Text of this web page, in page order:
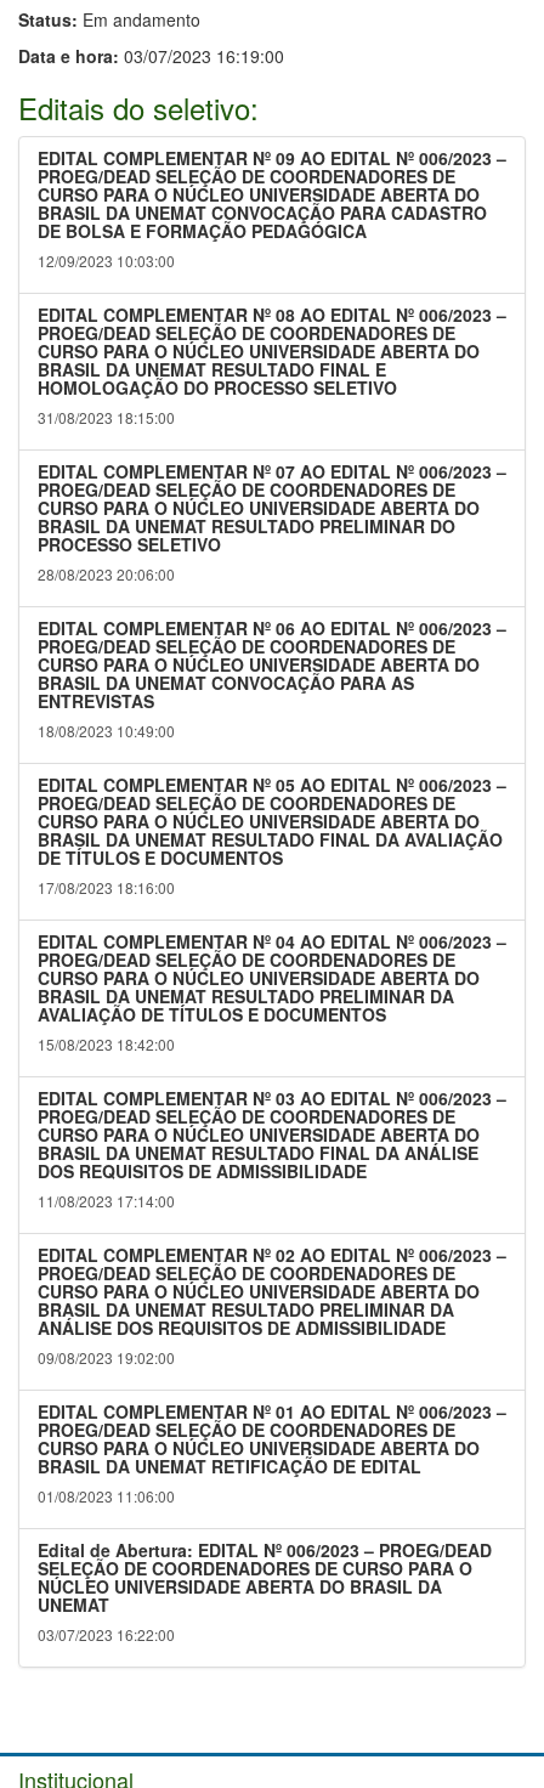
Status: Em andamento
Data e hora: 03/07/2023 16:19:00
Editais do seletivo:
EDITAL COMPLEMENTAR Nº 09 AO EDITAL Nº 006/2023 –
PROEG/DEAD SELEÇÃO DE COORDENADORES DE
CURSO PARA O NÚCLEO UNIVERSIDADE ABERTA DO
BRASIL DA UNEMAT CONVOCAÇÃO PARA CADASTRO
DE BOLSA E FORMAÇÃO PEDAGÓGICA
12/09/2023 10:03:00
EDITAL COMPLEMENTAR Nº 08 AO EDITAL Nº 006/2023 –
PROEG/DEAD SELEÇÃO DE COORDENADORES DE
CURSO PARA O NÚCLEO UNIVERSIDADE ABERTA DO
BRASIL DA UNEMAT RESULTADO FINAL E
HOMOLOGAÇÃO DO PROCESSO SELETIVO
31/08/2023 18:15:00
EDITAL COMPLEMENTAR Nº 07 AO EDITAL Nº 006/2023 –
PROEG/DEAD SELEÇÃO DE COORDENADORES DE
CURSO PARA O NÚCLEO UNIVERSIDADE ABERTA DO
BRASIL DA UNEMAT RESULTADO PRELIMINAR DO
PROCESSO SELETIVO
28/08/2023 20:06:00
EDITAL COMPLEMENTAR Nº 06 AO EDITAL Nº 006/2023 –
PROEG/DEAD SELEÇÃO DE COORDENADORES DE
CURSO PARA O NÚCLEO UNIVERSIDADE ABERTA DO
BRASIL DA UNEMAT CONVOCAÇÃO PARA AS
ENTREVISTAS
18/08/2023 10:49:00
EDITAL COMPLEMENTAR Nº 05 AO EDITAL Nº 006/2023 –
PROEG/DEAD SELEÇÃO DE COORDENADORES DE
CURSO PARA O NÚCLEO UNIVERSIDADE ABERTA DO
BRASIL DA UNEMAT RESULTADO FINAL DA AVALIAÇÃO
DE TÍTULOS E DOCUMENTOS
17/08/2023 18:16:00
EDITAL COMPLEMENTAR Nº 04 AO EDITAL Nº 006/2023 –
PROEG/DEAD SELEÇÃO DE COORDENADORES DE
CURSO PARA O NÚCLEO UNIVERSIDADE ABERTA DO
BRASIL DA UNEMAT RESULTADO PRELIMINAR DA
AVALIAÇÃO DE TÍTULOS E DOCUMENTOS
15/08/2023 18:42:00
EDITAL COMPLEMENTAR Nº 03 AO EDITAL Nº 006/2023 –
PROEG/DEAD SELEÇÃO DE COORDENADORES DE
CURSO PARA O NÚCLEO UNIVERSIDADE ABERTA DO
BRASIL DA UNEMAT RESULTADO FINAL DA ANÁLISE
DOS REQUISITOS DE ADMISSIBILIDADE
11/08/2023 17:14:00
EDITAL COMPLEMENTAR Nº 02 AO EDITAL Nº 006/2023 –
PROEG/DEAD SELEÇÃO DE COORDENADORES DE
CURSO PARA O NÚCLEO UNIVERSIDADE ABERTA DO
BRASIL DA UNEMAT RESULTADO PRELIMINAR DA
ANÁLISE DOS REQUISITOS DE ADMISSIBILIDADE
09/08/2023 19:02:00
EDITAL COMPLEMENTAR Nº 01 AO EDITAL Nº 006/2023 –
PROEG/DEAD SELEÇÃO DE COORDENADORES DE
CURSO PARA O NÚCLEO UNIVERSIDADE ABERTA DO
BRASIL DA UNEMAT RETIFICAÇÃO DE EDITAL
01/08/2023 11:06:00
Edital de Abertura: EDITAL Nº 006/2023 – PROEG/DEAD
SELEÇÃO DE COORDENADORES DE CURSO PARA O
NÚCLEO UNIVERSIDADE ABERTA DO BRASIL DA
UNEMAT
03/07/2023 16:22:00
Institucional